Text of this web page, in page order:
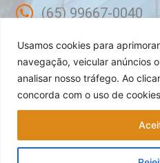
Usamos cookies para
navegação, veicular anúncios
analisar nosso tráfego. Ao
concorda com o uso de
(65) 99667-0040
Rua Célebes, 50 -
Shangri-lá Cuiabá